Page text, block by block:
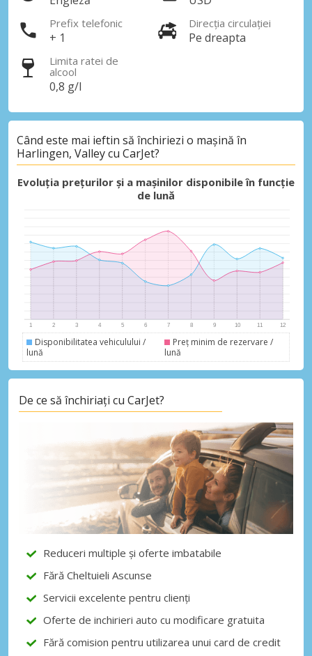
Economii de top
Accesați ofertele exclusive ale
furnizorilor noștri
Autentificare cu eLink
Prefix telefonic
+ 1
Direcția circulației
Pe dreapta
Limita ratei de
alcool
0,8 g/l
Când este mai ieftin să închiriezi o mașină în
Harlingen, Valley cu CarJet?
Evoluția prețurilor și a mașinilor disponibile în funcție
de lună
Disponibilitatea vehiculului /
lună
Preț minim de rezervare /
lună
De ce să închiriați cu CarJet?
Reduceri multiple și oferte imbatabile
Fără Cheltuieli Ascunse
Servicii excelente pentru clienți
Oferte de inchirieri auto cu modificare gratuita
Fără comision pentru utilizarea unui card de credit